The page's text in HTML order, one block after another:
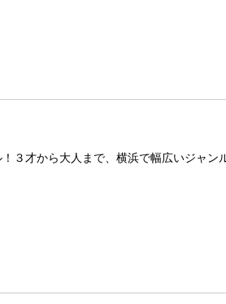
３才から大人まで、横浜で幅広いジャン